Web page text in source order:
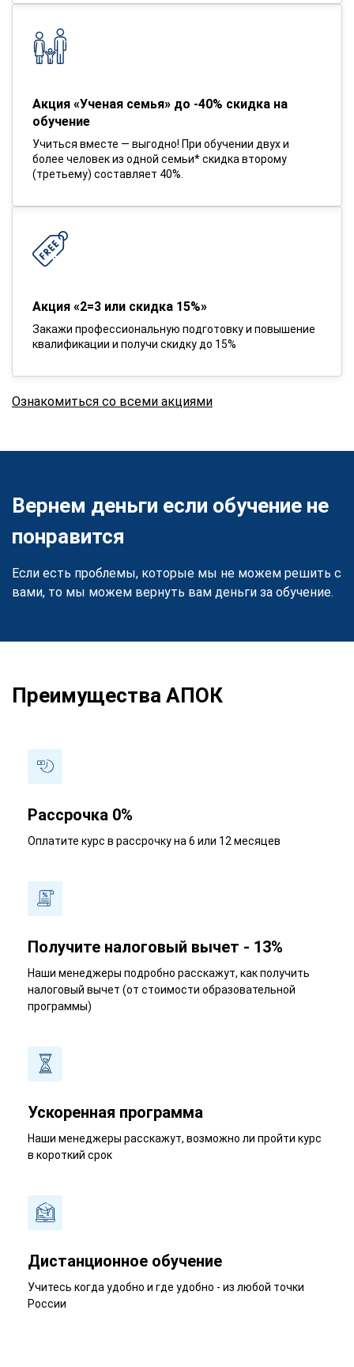
Акция «Ученая семья» до -40% скидка на
обучение
Учиться вместе — выгодно! При обучении двух и
более человек из одной семьи* скидка второму
(третьему) составляет 40%.
Акция «2=3 или скидка 15%»
Закажи профессиональную подготовку и повышение
квалификации и получи скидку до 15%
Ознакомиться со всеми акциями
Вернем деньги если обучение не
понравится
Если есть проблемы, которые мы не можем решить с
вами, то мы можем вернуть вам деньги за обучение.
Преимущества АПОК
Рассрочка 0%
Оплатите курс в рассрочку на 6 или 12 месяцев
Получите налоговый вычет - 13%
Наши менеджеры подробно расскажут, как получить
налоговый вычет (от стоимости образовательной
программы)
Ускоренная программа
Наши менеджеры расскажут, возможно ли пройти курс
в короткий срок
Дистанционное обучение
Учитесь когда удобно и где удобно - из любой точки
России